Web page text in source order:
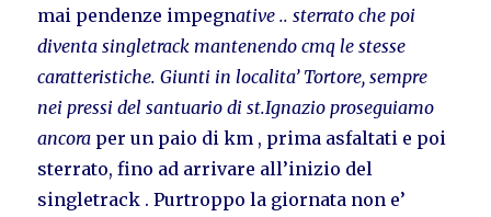
mai pendenze impegnative .. sterrato che poi
diventa singletrack mantenendo cmq le stesse
caratteristiche. Giunti in localita’ Tortore, sempre
nei pressi del santuario di st.Ignazio proseguiamo
ancora per un paio di km , prima asfaltati e poi
sterrato, fino ad arrivare all’inizio del
singletrack . Purtroppo la giornata non e’